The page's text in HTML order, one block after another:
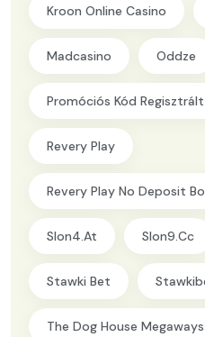
Kroon Online Casino
Madcasino Oddze
Promóciós Kód
Revery Play
Revery Play No Deposit
Slon4.at Slon9.cc
Stawki Bet
The Dog House